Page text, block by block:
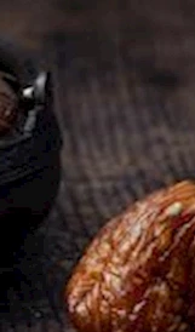
منقوعًا؟
تناول التين المجفف